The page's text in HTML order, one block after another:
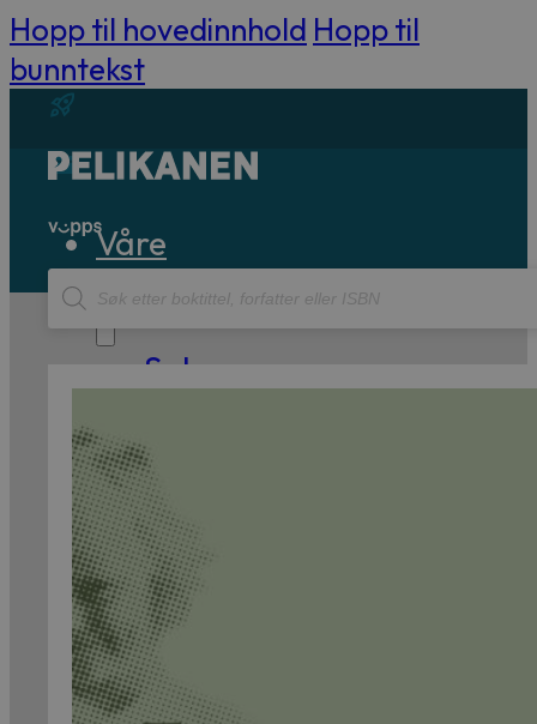
Hopp til hovedinnhold Hopp til
bunntekst
Våre
bøker
Sakprosa
Essay
Kritikk
Skjønnlitteratur
Products
search